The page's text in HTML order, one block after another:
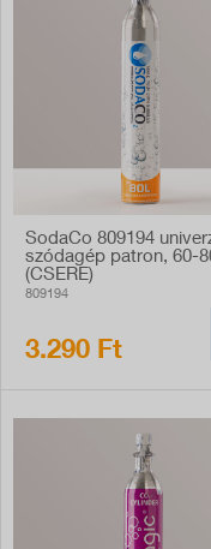
SodaCo 809194
szódagép patron, 60-
(CSERE)
809194
3.290 Ft